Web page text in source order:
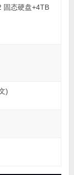
固态硬盘+4TB
)